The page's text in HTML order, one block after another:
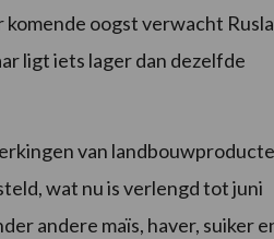
oogst verwacht
ligt iets lager dan dezelfde
van
wat nu is verlengd tot juni
andere maïs, haver, suiker